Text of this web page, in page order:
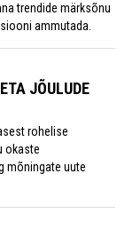
trendide märksõnu
ammutada.
JÕULUDE
rohelise
okaste
mõningate uute